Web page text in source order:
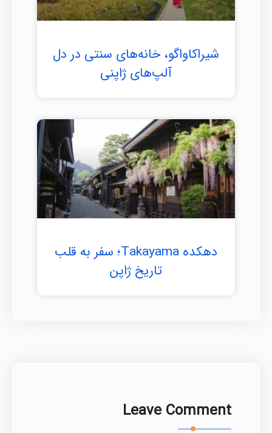
شیراکاواگو، خانه‌های سنتی در دل
آلپ‌های ژاپنی
دهکده Takayama؛ سفر به قلب
تاریخ ژاپن
Leave Comment